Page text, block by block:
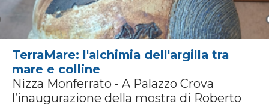
TerraMare: l'alchimia dell'argilla tra
mare e colline
Nizza Monferrato - A Palazzo Crova
l’inaugurazione della mostra di Roberto